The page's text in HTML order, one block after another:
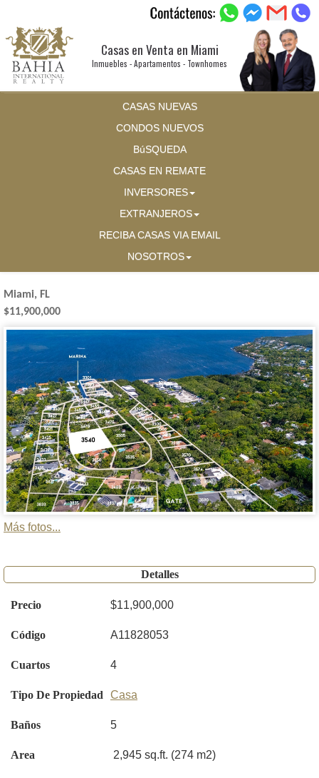
Casas en Venta en Miami
Inmuebles - Apartamentos - Townhomes
CASAS NUEVAS
CONDOS NUEVOS
BúSQUEDA
CASAS EN REMATE
INVERSORES
EXTRANJEROS
RECIBA CASAS VIA EMAIL
NOSOTROS
Miami, FL
$11,900,000
Más fotos...
Detalles
Precio $11,900,000
Código A11828053
Cuartos 4
Tipo De Propiedad Casa
Baños 5
Area 2,945 sq.ft. (274 m2)